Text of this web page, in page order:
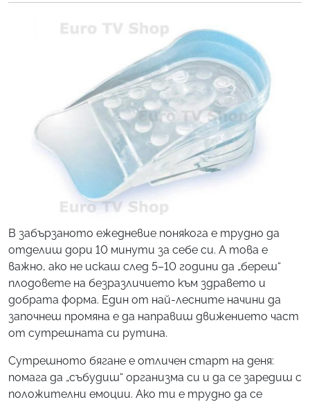
В забързаното ежедневие понякога е трудно да
отделиш дори 10 минути за себе си. А това е
важно, ако не искаш след 5–10 години да „береш“
плодовете на безразличието към здравето и
добрата форма. Един от най-лесните начини да
започнеш промяна е да направиш движението част
от сутрешната си рутина.
Сутрешното бягане е отличен старт на деня:
помага да „събудиш“ организма си и да се заредиш с
положителни емоции. Ако ти е трудно да се